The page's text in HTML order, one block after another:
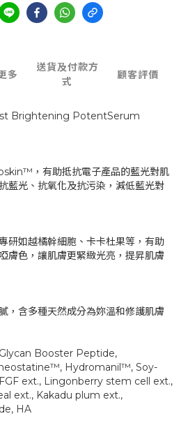
多
送貨及付款方
式
顧客評價
Brightening PotentSerum
，有助抵抗電子產品的藍光對肌
藍光、抗氧化及抗污染，減低藍光對
研如越橘幹細胞、卡卡杜果等，有助
膚色，讓肌膚更緊緻光亮，提昇肌膚
，含多種天然成分為妳溫和修護肌膚
Booster Peptide,
Hydromanil™️, Soy-
ext., Lingonberry stem cell ext.,
ext., Kakadu plum ext.,
HA